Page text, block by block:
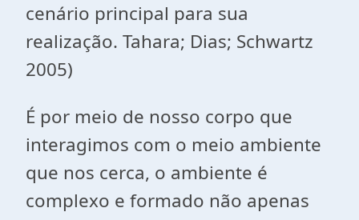
cenário principal para sua
realização. Tahara; Dias; Schwartz
2005)
É por meio de nosso corpo que
interagimos com o meio ambiente
que nos cerca, o ambiente é
complexo e formado não apenas